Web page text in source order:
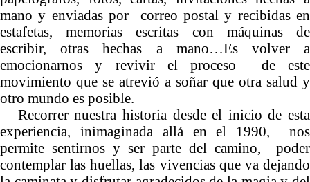
mano y enviadas por correo postal y recibidas en
estafetas, memorias escritas con máquinas de
escribir, otras hechas a mano…Es volver a
emocionarnos y revivir el proceso de este
movimiento que se atrevió a soñar que otra salud y
otro mundo es posible.
Recorrer nuestra historia desde el inicio de esta
experiencia, inimaginada allá en el 1990, nos
permite sentirnos y ser parte del camino, poder
contemplar las huellas, las vivencias que va dejando